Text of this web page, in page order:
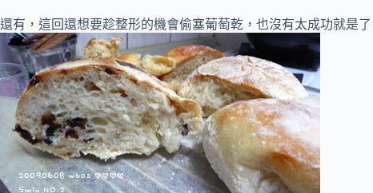
還有，這回還想要趁整形的機會偷塞葡萄乾，也沒有太成功就是